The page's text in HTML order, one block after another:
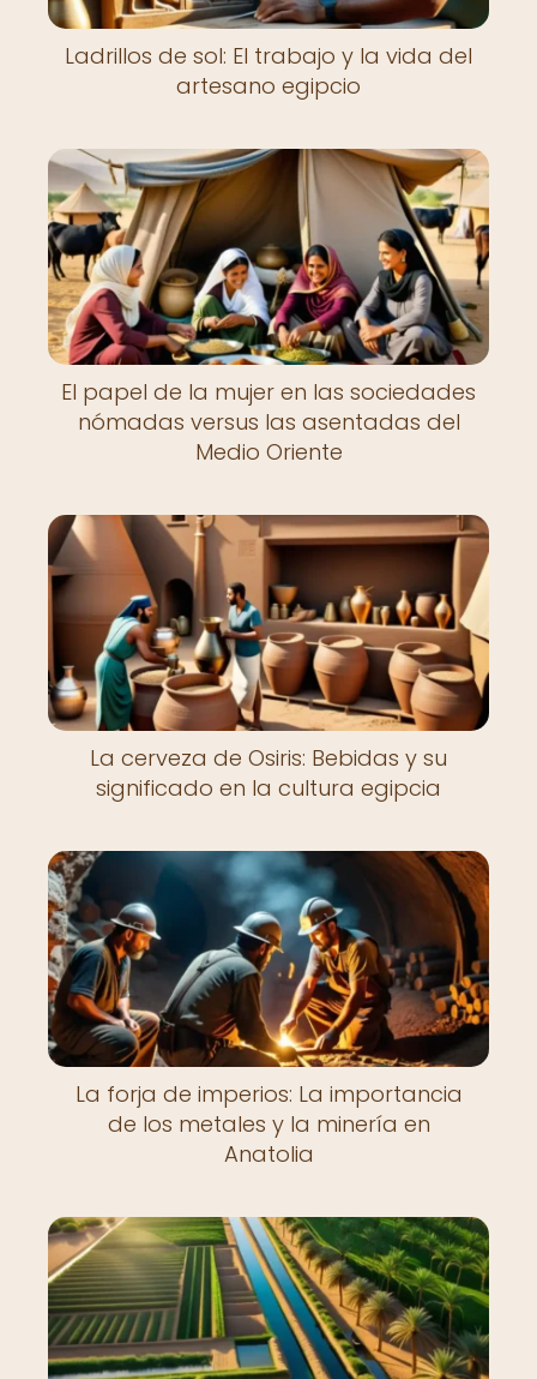
Ladrillos de sol: El trabajo y la vida del
artesano egipcio
El papel de la mujer en las sociedades
nómadas versus las asentadas del
Medio Oriente
La cerveza de Osiris: Bebidas y su
significado en la cultura egipcia
La forja de imperios: La importancia
de los metales y la minería en
Anatolia